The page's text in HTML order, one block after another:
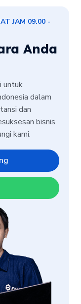
JAM 09.00 -
Anda
untuk
dalam
dan
bisnis
kami.